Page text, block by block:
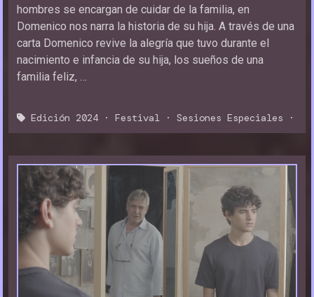
hombres se encargan de cuidar de la familia, en
Domenico nos narra la historia de su hija. A través de una
carta Domenico revive la alegría que tuvo durante el
nacimiento e infancia de su hija, los sueños de una
familia feliz, …
Edición 2024 · Festival · Sesiones Especiales ·